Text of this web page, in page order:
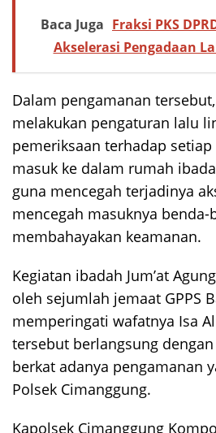
Baca Juga Fraksi PKS
Akselerasi Pengadaan
Dalam pengamanan
melakukan pengaturan lalu
pemeriksaan terhadap
masuk ke dalam rumah
guna mencegah terjadinya
mencegah masuknya benda-
membahayakan keamanan.
Kegiatan ibadah Jum’at
oleh sejumlah jemaat GPPS
memperingati wafatnya Isa
tersebut berlangsung
berkat adanya pengamanan
Polsek Cimanggung.
Kapolsek Cimanggung